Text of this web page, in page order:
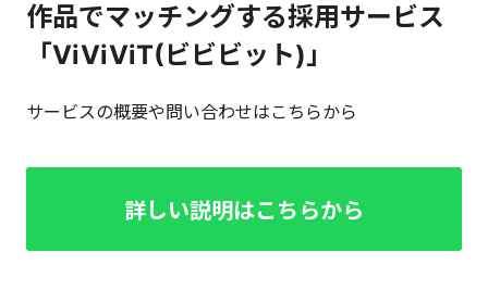
作品でマッチングする採用サービス
「ViViViT(ビビビット)」
サービスの概要や問い合わせはこちらから
詳しい説明はこちらから